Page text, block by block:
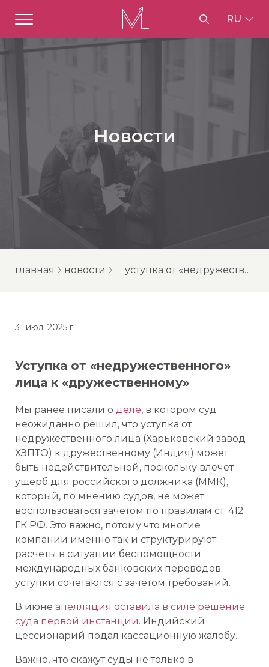
RU
Новости
главная новости уступка от «недружественного» лица к «дружественному»
31 июл. 2025 г.
Уступка от «недружественного»
лица к «дружественному»
Мы ранее писали о деле, в котором суд
неожиданно решил, что уступка от
недружественного лица (Харьковский завод
ХЗПТО) к дружественному (Индия) может
быть недействительной, поскольку влечет
ущерб для российского должника (ММК),
который, по мнению судов, не может
воспользоваться зачетом по правилам ст. 412
ГК РФ. Это важно, потому что многие
компании именно так и структурируют
расчеты в ситуации беспомощности
международных банковских переводов:
уступки сочетаются с зачетом требований.
В июне апелляция оставила в силе решение
суда первой инстанции. Индийский
цессионарий подал кассационную жалобу.
Важно, что скажут суды не только в